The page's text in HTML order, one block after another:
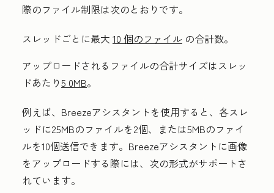
際のファイル制限は次のとおりです。
スレッドごとに最大 10 個のファイル の合計数。
アップロードされるファイルの合計サイズはスレッ
ドあたり5 0MB。
例えば、Breezeアシスタントを使用すると、各スレ
ッドに25MBのファイルを2個、または5MBのファイ
ルを10個送信できます。Breezeアシスタントに画像
をアップロードする際には、次の形式がサポートさ
れています。